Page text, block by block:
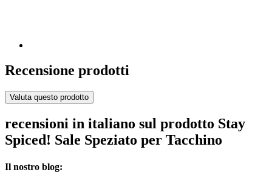
Recensione prodotti
Valuta questo prodotto
recensioni in italiano sul prodotto Stay
Spiced! Sale Speziato per Tacchino
Il nostro blog: